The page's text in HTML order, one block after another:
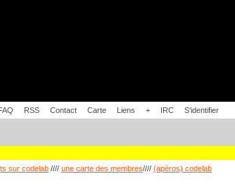
RSS Contact Carte Liens + IRC S'identifier
sur codelab //// une carte des membres//// (apéros) codelab